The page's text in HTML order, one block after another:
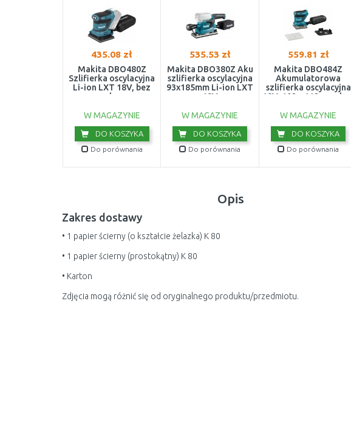
435.08 zł
Makita DBO480Z
Szlifierka oscylacyjna
Li-ion LXT 18V, bez
aku
W MAGAZYNIE
DO KOSZYKA
Do porównania
535.53 zł
Makita DBO380Z Aku
szlifierka oscylacyjna
93x185mm Li-ion LXT
18V
W MAGAZYNIE
DO KOSZYKA
Do porównania
559.81 zł
Makita DBO484Z
Akumulatorowa
szlifierka oscylacyjna
18V, 102 x 112 mm, bez
W MAGAZYNIE
DO KOSZYKA
Do porównania
Opis
Zakres dostawy
• 1 papier ścierny (o kształcie żelazka) K 80
• 1 papier ścierny (prostokątny) K 80
• Karton
Zdjęcia mogą różnić się od oryginalnego produktu/przedmiotu.